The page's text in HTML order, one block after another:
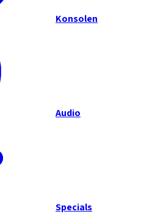
Konsolen
Audio
Specials